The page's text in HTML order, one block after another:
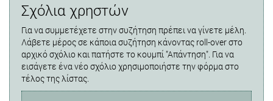
Σχόλια χρηστών
Για να συμμετέχετε στην συζήτηση πρέπει να γίνετε μέλη.
Λάβετε μέρος σε κάποια συζήτηση κάνοντας roll-over στο
αρχικό σχόλιο και πατήστε το κουμπί "Απάντηση". Για να
εισάγετε ένα νέο σχόλιο χρησιμοποιήστε την φόρμα στο
τέλος της λίστας.